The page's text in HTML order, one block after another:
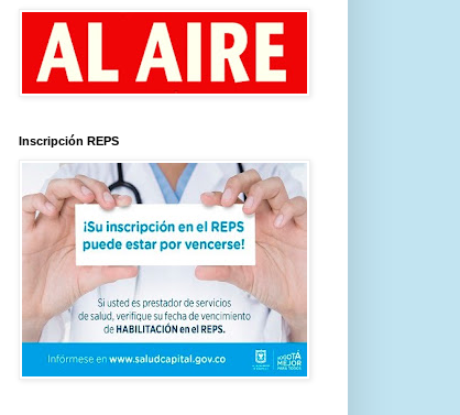
Inscripción REPS